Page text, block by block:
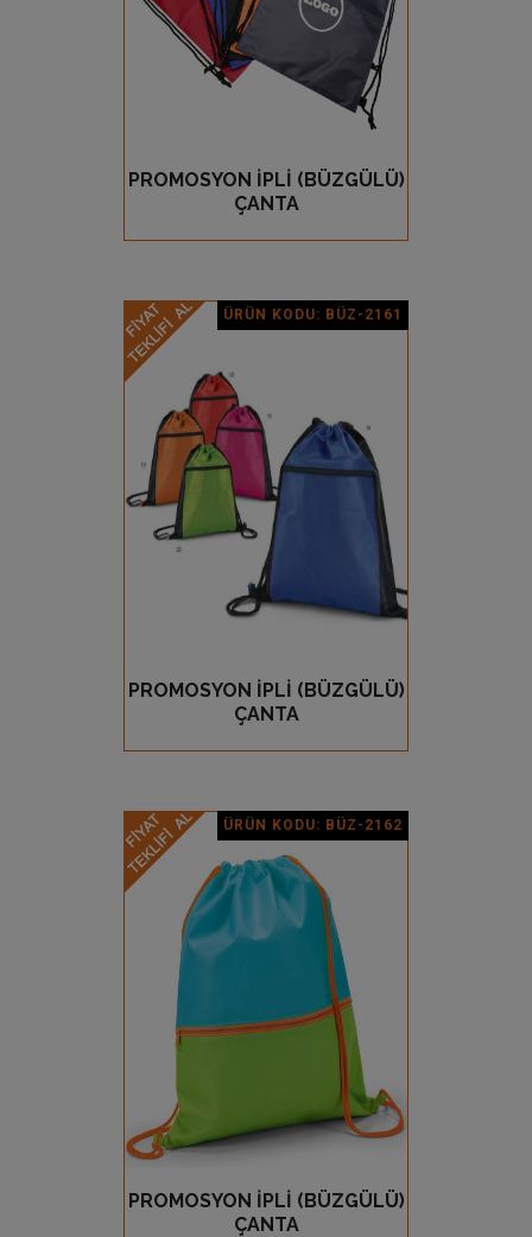
GÖZ AT
PROMOSYON İPLİ (BÜZGÜLÜ)
ÇANTA
ÜRÜN KODU: BÜZ-2161
GÖZ AT
Ürün Detay
PROMOSYON İPLİ (BÜZGÜLÜ)
ÇANTA
ÜRÜN KODU: BÜZ-2162
GÖZ AT
Ürün Detay
PROMOSYON İPLİ (BÜZGÜLÜ)
ÇANTA